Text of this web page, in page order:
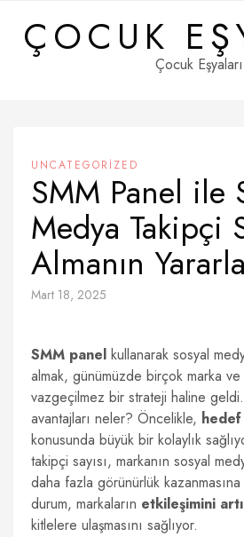
contentÇOCUK
Çocuk Eşyaları
UNCATEGORIZED
SMM Panel ile
Medya Takipçi
Almanın
Mart 18, 2025
SMM panel kullanarak sosyal
almak, günümüzde birçok marka ve
vazgeçilmez bir strateji haline
avantajları neler? Öncelikle, hedef
konusunda büyük bir kolaylık
takipçi sayısı, markanın sosyal
daha fazla görünürlük
durum, markaların etkileşimini
kitlelere ulaşmasını sağlıyor.